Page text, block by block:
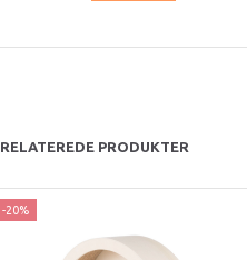
RELATEREDE PRODUKTER
-20%